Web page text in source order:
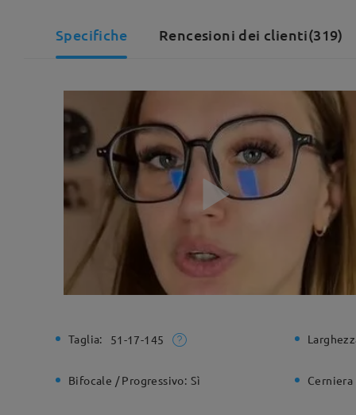
Specifiche Rencesioni dei clienti(319)
Taglia: 51-17-145
Bifocale / Progressivo: Sì Cerniera